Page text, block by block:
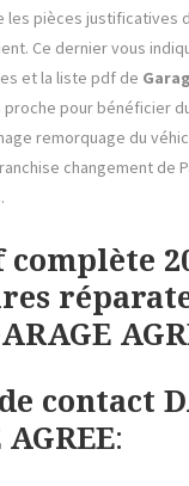
les pièces justificatives
Ce dernier vous
et la liste pdf de
proche pour bénéficier
remorquage du
changement de
contact
: